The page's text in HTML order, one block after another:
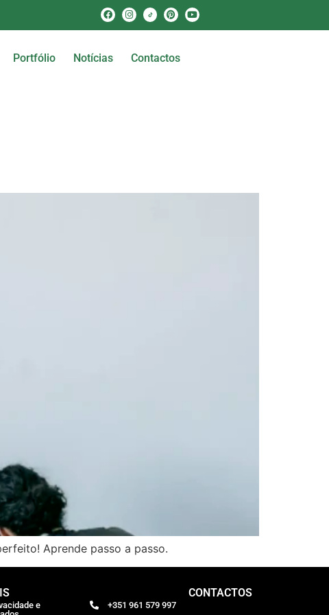
Portfólio Notícias Contactos
Aprende passo a passo.
e
CONTACTOS
+351 961 579 997